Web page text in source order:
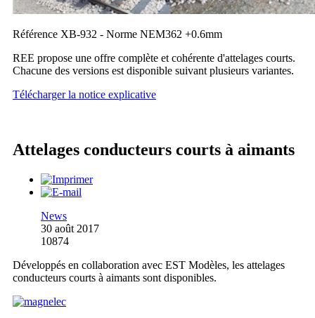
Référence XB-932 - Norme NEM362 +0.6mm
REE propose une offre complète et cohérente d'attelages courts.
Chacune des versions est disponible suivant plusieurs variantes.
Télécharger la notice explicative
Attelages conducteurs courts à aimants
News
30 août 2017
10874
Développés en collaboration avec EST Modèles, les attelages
conducteurs courts à aimants sont disponibles.